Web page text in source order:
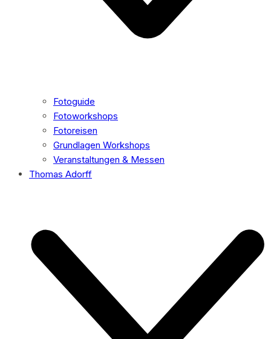
Fotoguide
Fotoworkshops
Fotoreisen
Grundlagen Workshops
Veranstaltungen & Messen
Thomas Adorff